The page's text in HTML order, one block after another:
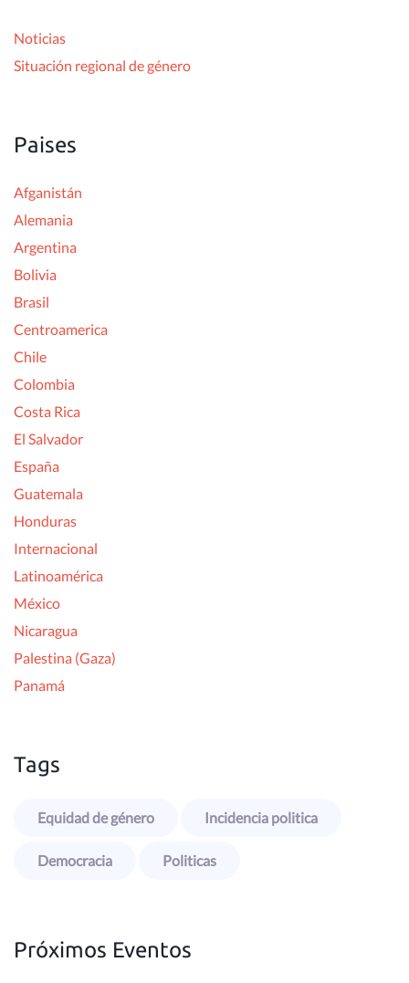
:
Noticias
Situación regional de género
Paises
Afganistán
Alemania
Argentina
Bolivia
Brasil
Centroamerica
Chile
Colombia
Costa Rica
El Salvador
España
Guatemala
Honduras
Internacional
Latinoamérica
México
Nicaragua
Palestina (Gaza)
Panamá
Tags
Equidad de género Incidencia politica
Democracia Politicas
Próximos Eventos